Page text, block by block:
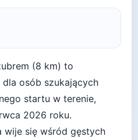
(8 km) to
osób szukających
startu w terenie,
2026 roku.
wije się wśród gęstych